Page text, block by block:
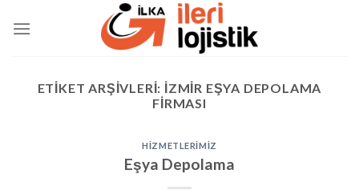
ETIKET ARŞIVLERI: IZMIR EŞYA DEPOLAMA
FIRMASI
HIZMETLERIMIZ
Eşya Depolama